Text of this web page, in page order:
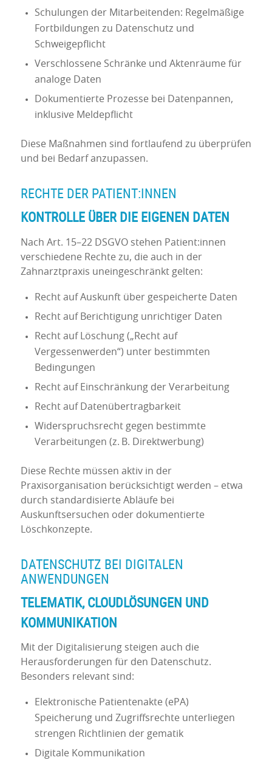
Schulungen der Mitarbeitenden: Regelmäßige
Fortbildungen zu Datenschutz und
Schweigepflicht
Verschlossene Schränke und Aktenräume für
analoge Daten
Dokumentierte Prozesse bei Datenpannen,
inklusive Meldepflicht
Diese Maßnahmen sind fortlaufend zu überprüfen
und bei Bedarf anzupassen.
RECHTE DER PATIENT:INNEN
KONTROLLE ÜBER DIE EIGENEN DATEN
Nach Art. 15–22 DSGVO stehen Patient:innen
verschiedene Rechte zu, die auch in der
Zahnarztpraxis uneingeschränkt gelten:
Recht auf Auskunft über gespeicherte Daten
Recht auf Berichtigung unrichtiger Daten
Recht auf Löschung („Recht auf
Vergessenwerden“) unter bestimmten
Bedingungen
Recht auf Einschränkung der Verarbeitung
Recht auf Datenübertragbarkeit
Widerspruchsrecht gegen bestimmte
Verarbeitungen (z. B. Direktwerbung)
Diese Rechte müssen aktiv in der
Praxisorganisation berücksichtigt werden – etwa
durch standardisierte Abläufe bei
Auskunftsersuchen oder dokumentierte
Löschkonzepte.
DATENSCHUTZ BEI DIGITALEN
ANWENDUNGEN
TELEMATIK, CLOUDLÖSUNGEN UND
KOMMUNIKATION
Mit der Digitalisierung steigen auch die
Herausforderungen für den Datenschutz.
Besonders relevant sind:
Elektronische Patientenakte (ePA)
Speicherung und Zugriffsrechte unterliegen
strengen Richtlinien der gematik
Digitale Kommunikation